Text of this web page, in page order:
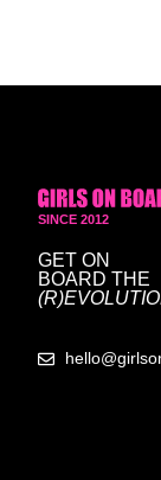
SINCE 2012
GET ON
BOARD THE